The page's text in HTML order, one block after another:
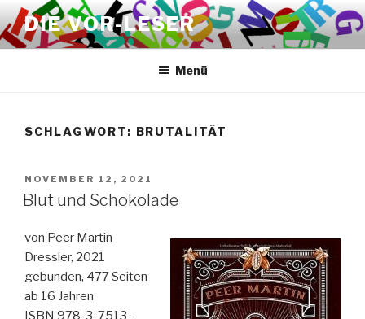
Zum
Inhalt
springen
DIE VOR-LESER
Menü
SCHLAGWORT: BRUTALITÄT
VERÖFFENTLICHT
AM
NOVEMBER 12, 2021
Blut und Schokolade
von Peer Martin
Dressler, 2021
gebunden, 477 Seiten
ab 16 Jahren
ISBN 978-3-7513-